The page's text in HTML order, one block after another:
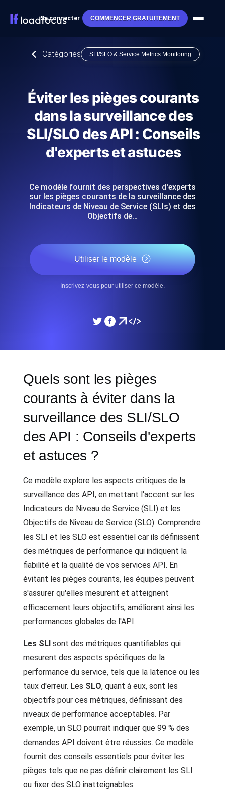
Se connecter COMMENCER GRATUITEMENT
Catégories SLI/SLO & Service Metrics Monitoring
Éviter les pièges courants
dans la surveillance des
SLI/SLO des API : Conseils
d'experts et astuces
Ce modèle fournit des perspectives d'experts
sur les pièges courants de la surveillance des
Indicateurs de Niveau de Service (SLIs) et des
Objectifs de…
Utiliser le modèle
Inscrivez-vous pour utiliser ce modèle.
Quels sont les pièges
courants à éviter dans la
surveillance des SLI/SLO
des API : Conseils d'experts
et astuces ?
Ce modèle explore les aspects critiques de la
surveillance des API, en mettant l'accent sur les
Indicateurs de Niveau de Service (SLI) et les
Objectifs de Niveau de Service (SLO). Comprendre
les SLI et les SLO est essentiel car ils définissent
des métriques de performance qui indiquent la
fiabilité et la qualité de vos services API. En
évitant les pièges courants, les équipes peuvent
s'assurer qu'elles mesurent et atteignent
efficacement leurs objectifs, améliorant ainsi les
performances globales de l'API.
Les SLI sont des métriques quantifiables qui
mesurent des aspects spécifiques de la
performance du service, tels que la latence ou les
taux d'erreur. Les SLO, quant à eux, sont les
objectifs pour ces métriques, définissant des
niveaux de performance acceptables. Par
exemple, un SLO pourrait indiquer que 99 % des
demandes API doivent être réussies. Ce modèle
fournit des conseils essentiels pour éviter les
pièges tels que ne pas définir clairement les SLI
ou fixer des SLO inatteignables.